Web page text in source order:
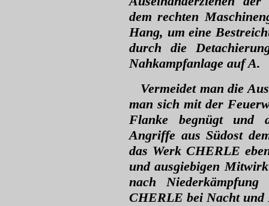
dem rechten
Hang, um eine
durch die
Nahkampfanlage auf A.
Vermeidet man die
man sich mit der
Flanke begnügt und
Angriffe aus Südost
das Werk CHERLE
und ausgiebigen
nach
CHERLE bei Nacht und